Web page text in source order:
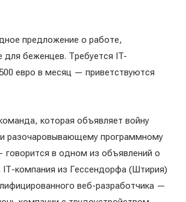
предложение о работе,
для беженцев. Требуется IT-
евро в месяц — приветствуются
которая объявляет войну
разочаровывающему программному
в одном из объявлений о
IТ-компания из Гессендорфа (Штирия)
веб-разработчика —